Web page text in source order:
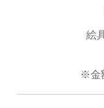
絵
※金